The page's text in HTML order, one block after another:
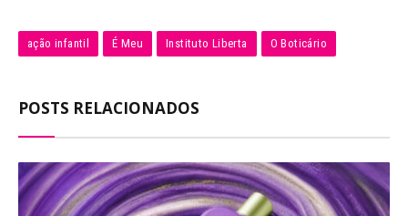
ação infantil É Meu Instituto Liberta O Boticário
POSTS RELACIONADOS